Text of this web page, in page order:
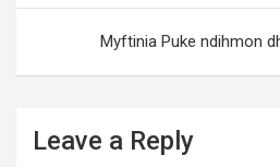
Myftinia Puke ndihmon
Leave a Reply